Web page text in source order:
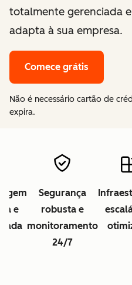
totalmente gerenciada
adapta à sua empresa.
Comece grátis
Não é necessário cartão de
expira.
e
Segurança
robusta e
monitoramento
24/7